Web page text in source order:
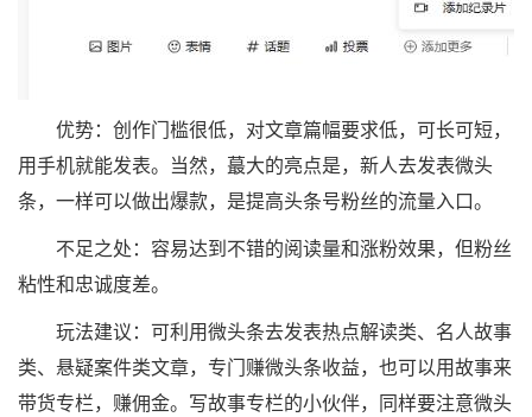
优势：创作门槛很低，对文章篇幅要求低，可长可短，
用手机就能发表。当然，蕞大的亮点是，新人去发表微头
条，一样可以做出爆款，是提高头条号粉丝的流量入口。
不足之处：容易达到不错的阅读量和涨粉效果，但粉丝
粘性和忠诚度差。
玩法建议：可利用微头条去发表热点解读类、名人故事
类、悬疑案件类文章，专门赚微头条收益，也可以用故事来
带货专栏，赚佣金。写故事专栏的小伙伴，同样要注意微头